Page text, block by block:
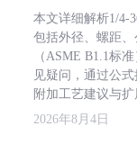
本文详细解析1/4-
包括外径、螺距
（ASME B1.1标
见疑问，通过公
附加工艺建议与扩
2026年8月4日